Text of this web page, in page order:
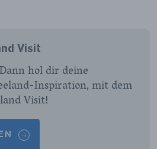
Visit
hol dir deine
Inspiration, mit dem
Visit!